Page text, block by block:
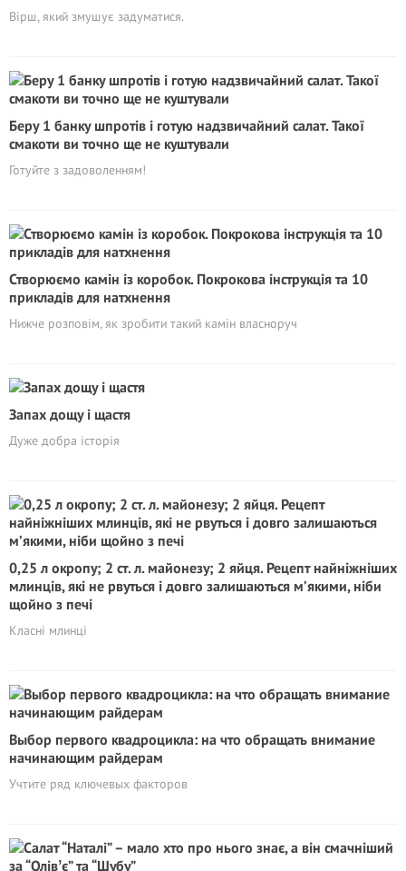
Вірш, який змушує задуматися.
Беру 1 банку шпротів і готую надзвичайний салат. Такої
смакоти ви точно ще не куштували
Готуйте з задоволенням!
Створюємо камін із коробок. Покрокова інструкція та 10
прикладів для натхнення
Нижче розповім, як зробити такий камін власноруч
Запах дощу і щастя
Дуже добра історія
0,25 л окропу; 2 ст. л. майонезу; 2 яйця. Рецепт найніжніших
млинців, які не рвyться і довго залишаються м’якими, ніби
щойно з печі
Класні млинці
Выбор первого квадроцикла: на что обращать внимание
начинающим райдерам
Учтите ряд ключевых факторов